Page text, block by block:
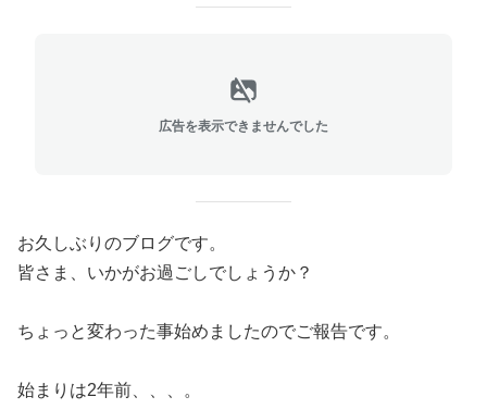
広告を表示できませんでした
お久しぶりのブログです。
皆さま、いかがお過ごしでしょうか？
ちょっと変わった事始めましたのでご報告です。
始まりは2年前、、、。